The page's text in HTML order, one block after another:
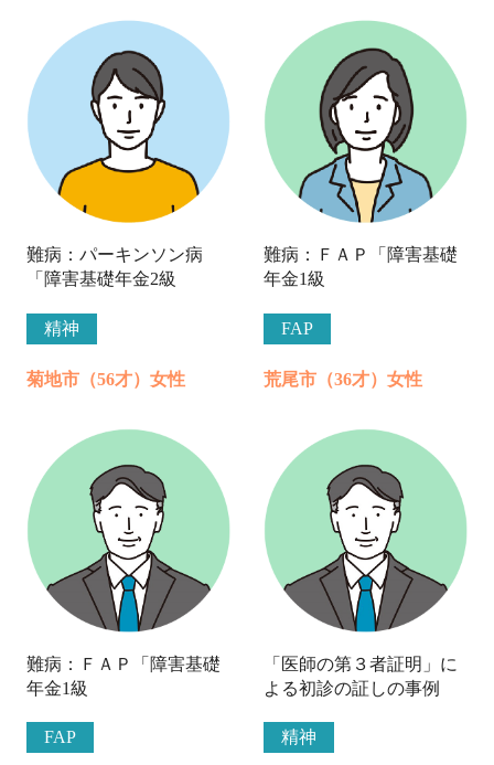
難病：パーキンソン病
「障害基礎年金2級
精神
菊地市（56才）女性
難病：ＦＡＰ「障害基礎
年金1級
FAP
荒尾市（36才）女性
難病：ＦＡＰ「障害基礎
年金1級
FAP
「医師の第３者証明」に
よる初診の証しの事例
精神